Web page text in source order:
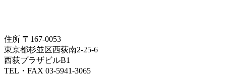
住所 〒167-0053
東京都杉並区西荻南2-25-6
西荻プラザビルB1
TEL・FAX 03-5941-3065